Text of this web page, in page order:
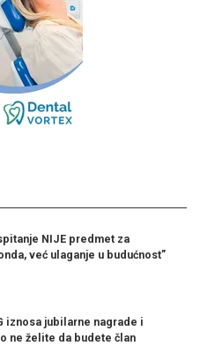
NIJE predmet za
već ulaganje u budućnost”
iznosa jubilarne nagrade i
ne želite da budete član